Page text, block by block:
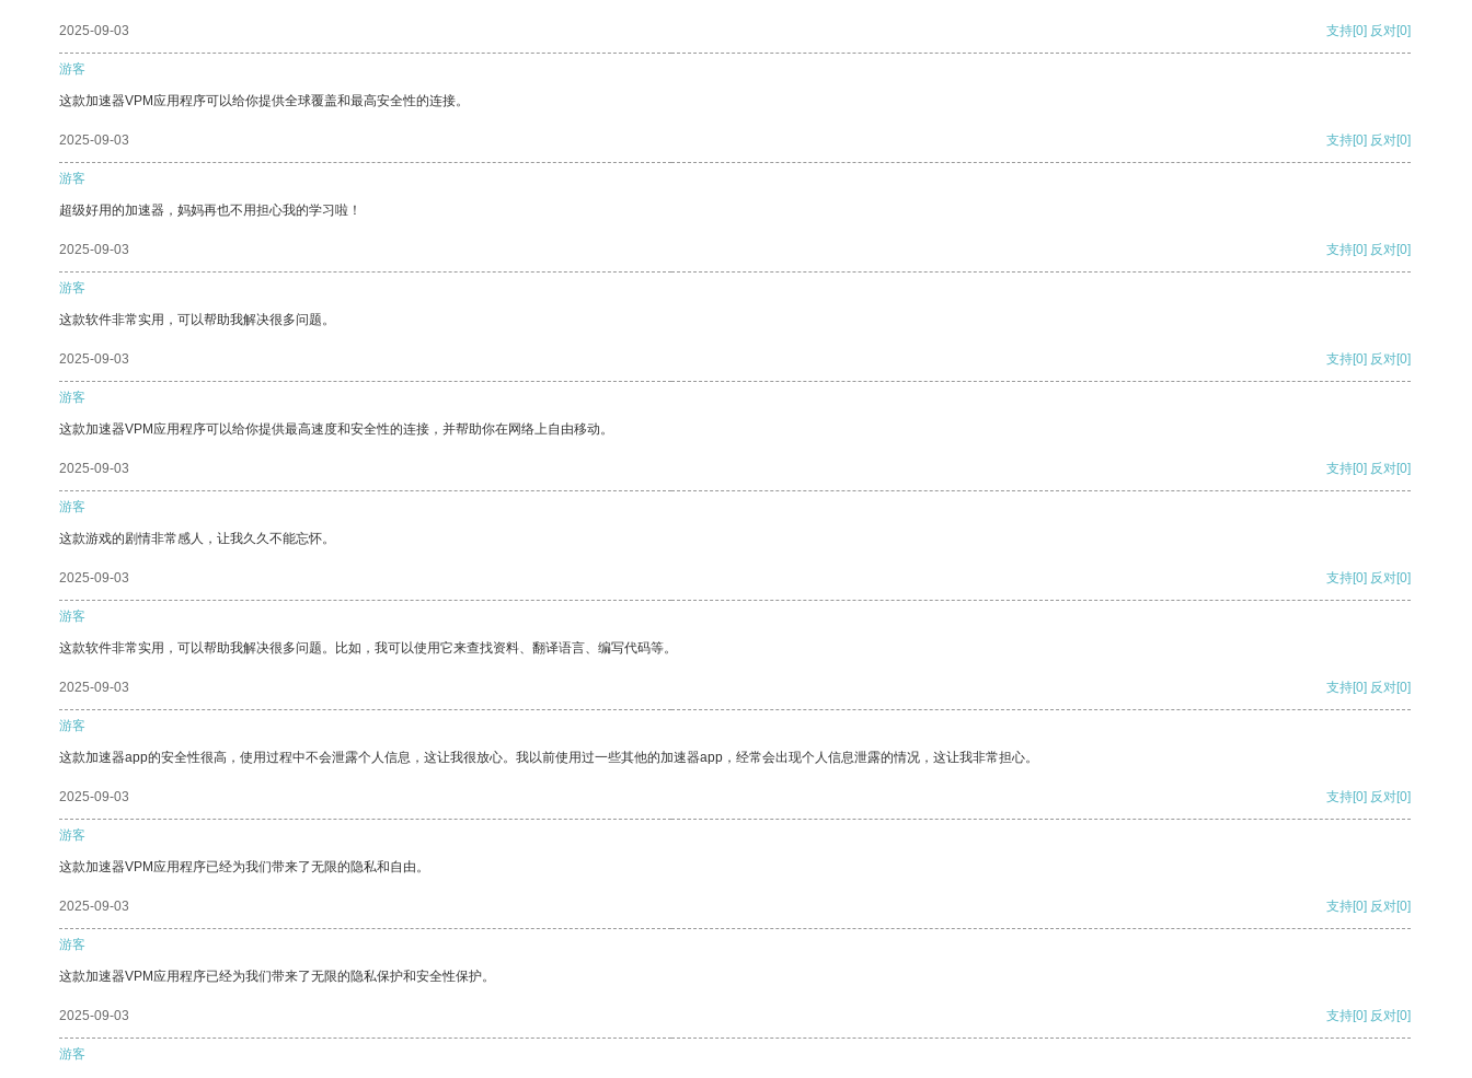
2025-09-03 支持[0] 反对[0]
游客
这款加速器VPM应用程序可以给你提供全球覆盖和最高安全性的连接。
2025-09-03 支持[0] 反对[0]
游客
超级好用的加速器，妈妈再也不用担心我的学习啦！
2025-09-03 支持[0] 反对[0]
游客
这款软件非常实用，可以帮助我解决很多问题。
2025-09-03 支持[0] 反对[0]
游客
这款加速器VPM应用程序可以给你提供最高速度和安全性的连接，并帮助你在网络上自由移动。
2025-09-03 支持[0] 反对[0]
游客
这款游戏的剧情非常感人，让我久久不能忘怀。
2025-09-03 支持[0] 反对[0]
游客
这款软件非常实用，可以帮助我解决很多问题。比如，我可以使用它来查找资料、翻译语言、编写代码等。
2025-09-03 支持[0] 反对[0]
游客
这款加速器app的安全性很高，使用过程中不会泄露个人信息，这让我很放心。我以前使用过一些其他的加速器app，经常会出现个人信息泄露的情况，这让我非常担心。
2025-09-03 支持[0] 反对[0]
游客
这款加速器VPM应用程序已经为我们带来了无限的隐私和自由。
2025-09-03 支持[0] 反对[0]
游客
这款加速器VPM应用程序已经为我们带来了无限的隐私保护和安全性保护。
2025-09-03 支持[0] 反对[0]
游客